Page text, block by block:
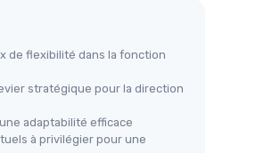
de flexibilité dans la fonction
stratégique pour la direction
adaptabilité efficace
à privilégier pour une